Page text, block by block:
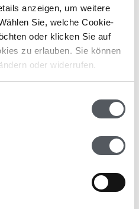
anzeigen, um weitere
Sie, welche Cookie-
oder klicken Sie auf
zu erlauben. Sie können
oder widerrufen.